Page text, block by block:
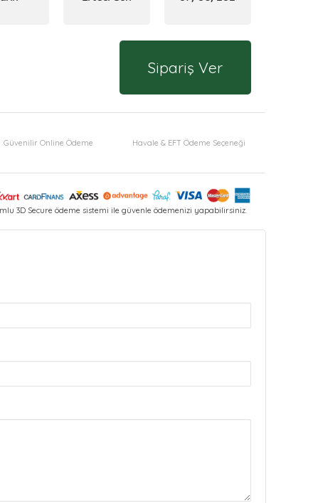
Sipariş Ver
Güvenilir Online Ödeme Havale & EFT Ödeme Seçeneği
3D Secure ödeme sistemi ile güvenle ödemenizi yapabilirsiniz.